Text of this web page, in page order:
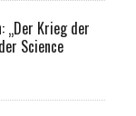
„Der Krieg der
Science